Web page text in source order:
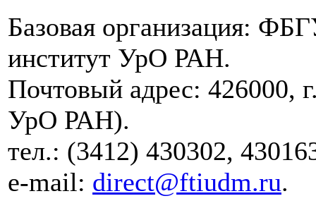
Базовая организация:
институт УрО РАН.
Почтовый адрес: 426000,
УрО РАН).
тел.: (3412) 430302,
e-mail: direct@ftiudm.ru.